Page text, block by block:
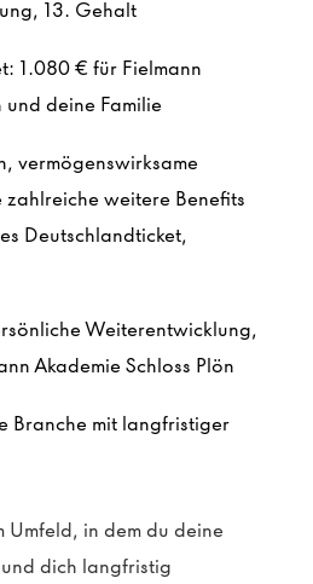
13. Gehalt
1.080 € für Fielmann
deine Familie
vermögenswirksame
zahlreiche weitere Benefits
Deutschlandticket,
Weiterentwicklung,
Akademie Schloss Plön
Branche mit langfristiger
Umfeld, in dem du deine
dich langfristig